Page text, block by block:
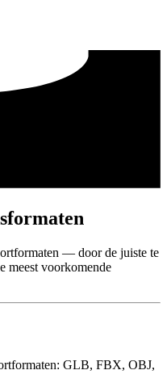
— door de juiste te
meest voorkomende
GLB, FBX, OBJ,